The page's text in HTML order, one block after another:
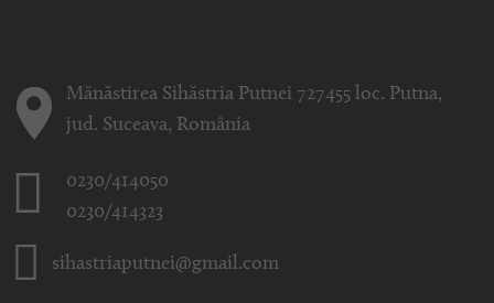
Mănăstirea Sihăstria Putnei 727455 loc. Putna,
jud. Suceava, România
0230/414050
0230/414323
sihastriaputnei@gmail.com